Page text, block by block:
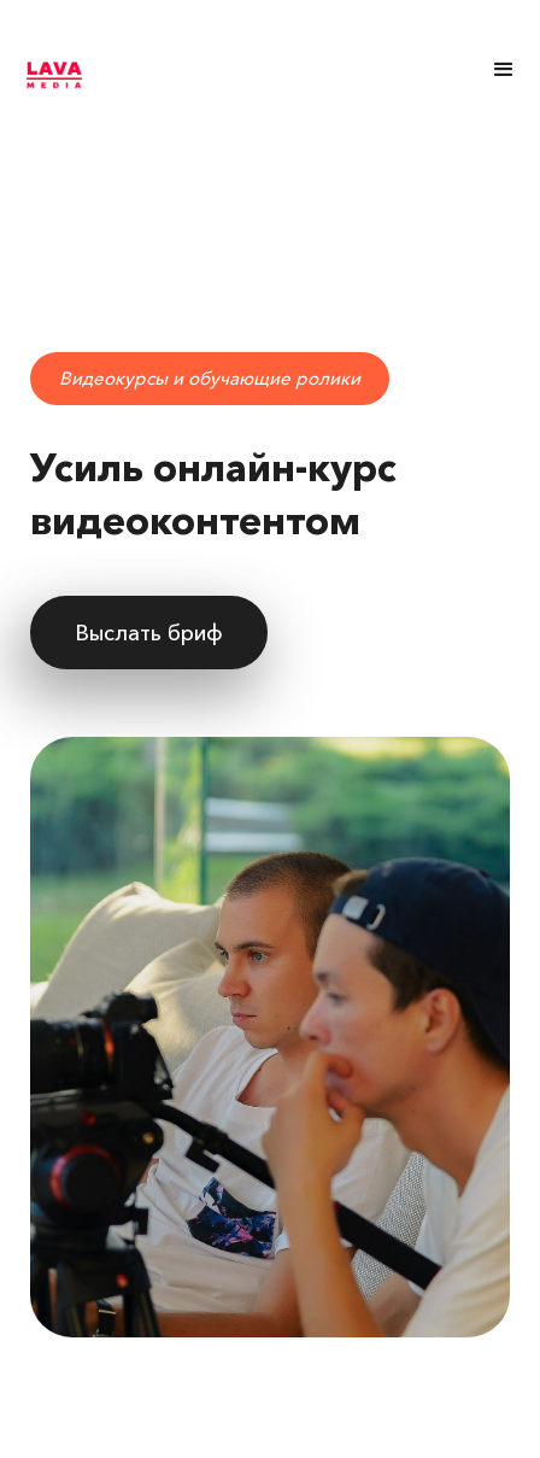
Видеокурсы и обучающие ролики
Усиль онлайн-курс
видеоконтентом
Выслать бриф